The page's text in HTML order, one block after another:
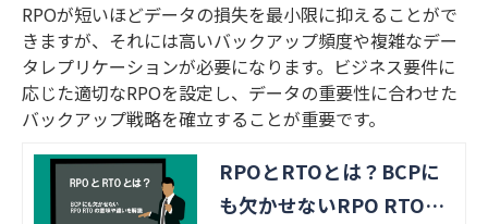
RPOが短いほどデータの損失を最小限に抑えることがで
きますが、それには高いバックアップ頻度や複雑なデー
タレプリケーションが必要になります。ビジネス要件に
応じた適切なRPOを設定し、データの重要性に合わせた
バックアップ戦略を確立することが重要です。
RPOとRTOとは？BCPに
も欠かせないRPO RTOの